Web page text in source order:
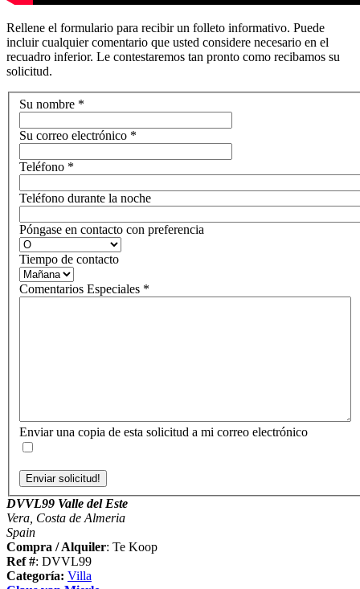
Rellene el formulario para recibir un folleto informativo. Puede
incluir cualquier comentario que usted considere necesario en el
recuadro inferior. Le contestaremos tan pronto como recibamos su
solicitud.
Su nombre *
Su correo electrónico *
Teléfono *
Teléfono durante la noche
Póngase en contacto con preferencia
Tiempo de contacto
Comentarios Especiales *
Enviar una copia de esta solicitud a mi correo electrónico
DVVL99 Valle del Este
Vera, Costa de Almeria
Spain
Compra / Alquiler: Te Koop
Ref #: DVVL99
Categoría: Villa